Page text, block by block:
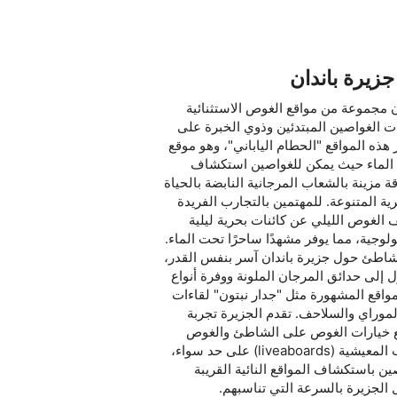
باندان
مجموعة من مواقع الغوص الاستثنائية
الغواصين المبتدئين وذوي الخبرة على
المواقع "الحطام الياباني"، وهو موقع
حيث يمكن للغواصين استكشاف
مزينة بالشعاب المرجانية النابضة بالحياة
المتنوعة. للمهتمين بالتجارب الفريدة
الليلي عن كائنات بحرية ليلية
مما يوفر مشهدًا ساحرًا تحت الماء.
حول جزيرة باندان آسر بنفس القدر،
حدائق المرجان الملونة ووفرة أنواع
المشهورة مثل "جدار نبتون" لقاءات
والسلاحف. تقدم الجزيرة تجربة
خيارات الغوص على الشاطئ والغوص
على متن القوارب المعيشية (liveaboards) على حد سواء،
باستكشاف المواقع النائية القريبة
الجزيرة بالسرعة التي تناسبهم.